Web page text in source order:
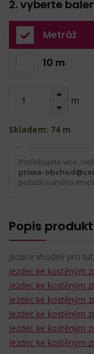
2. vyberte
Metráž
10 m
m
Skladem: 74 m
Potřebujete více,
prima-
požadovaného
Popis
Jezdce vhodné pro
Jezdec ke kostěným
Jezdec ke kostěným
Jezdec ke kostěným
Jezdec ke kostěným
Jezdec ke kostěným
Jezdec ke kostěným